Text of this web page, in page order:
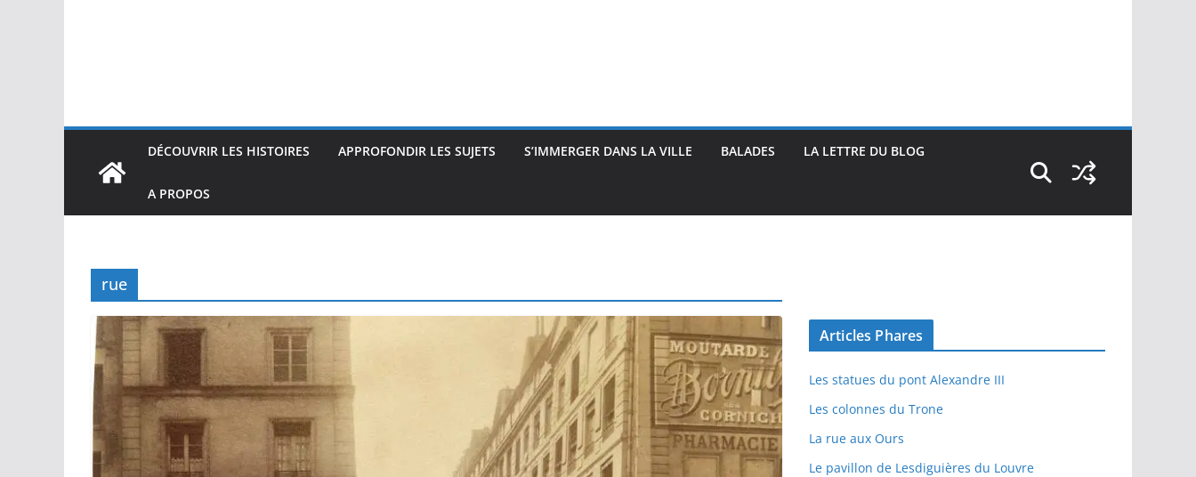
DÉCOUVRIR LES HISTOIRES APPROFONDIR LES SUJETS S’IMMERGER DANS LA VILLE BALADES LA LETTRE DU BLOG
A PROPOS
rue
Articles Phares
Les statues du pont Alexandre III
Les colonnes du Trone
La rue aux Ours
Le pavillon de Lesdiguières du Louvre